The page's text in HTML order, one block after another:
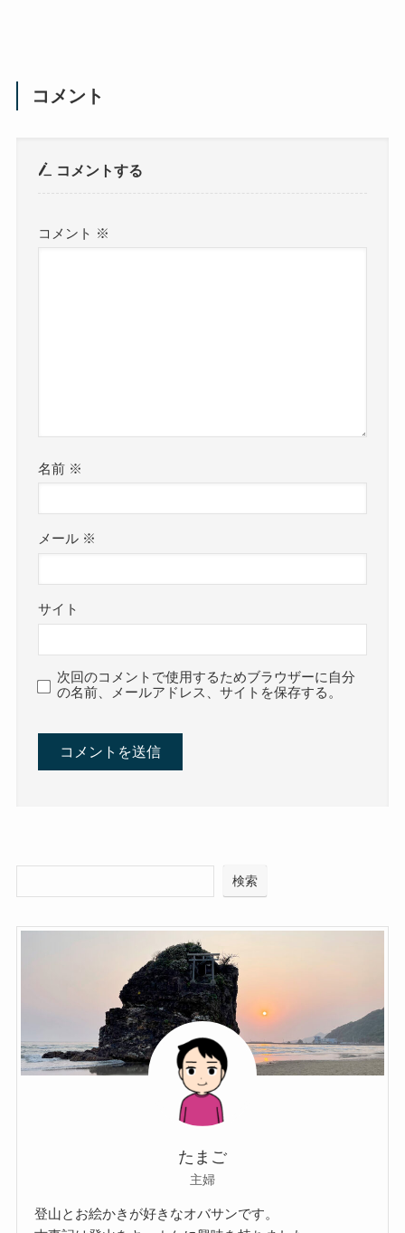
コメント
コメントする
コメント ※
名前 ※
メール ※
サイト
次回のコメントで使用するためブラウザーに自分
の名前、メールアドレス、サイトを保存する。
検索
たまご
主婦
登山とお絵かきが好きなオバサンです。